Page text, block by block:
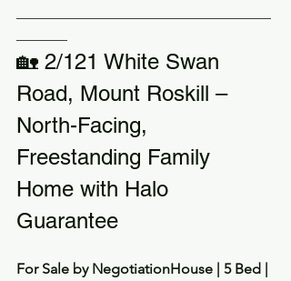
🏡 2/121 White Swan
Road, Mount Roskill –
North-Facing,
Freestanding Family
Home with Halo
Guarantee
For Sale by NegotiationHouse | 5 Bed |